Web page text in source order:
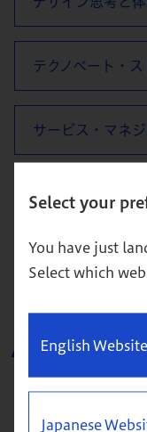
Select your
You have just
Select which
English Website
Japanese
テクノベート・
サービス・マネジ